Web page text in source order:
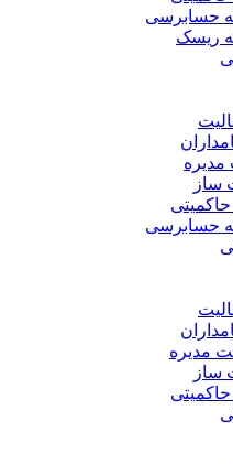
حسابرسی
ریسک
مدیره
ساز
حسابرسی
مدیره
ساز